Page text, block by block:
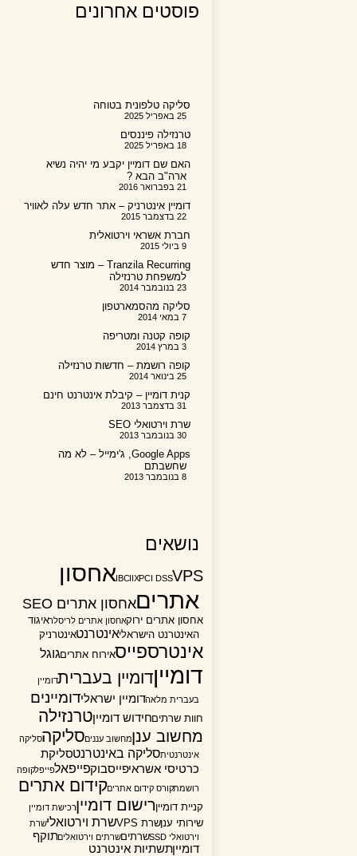
פוסטים אחרונים
סליקה טלפונית בטוחה
טרנזילה פיננסים
האם שם דומיין יקבע מי יהיה נשיא
ארה"ב הבא ?
דומיין אינטרניק – אתר חדש עלה לאוויר
חברת אשראי וירטואלית
Tranzila Recurring – מוצר חדש
למשפחת טרנזילה
סליקה מהסמארטפון
קופה קטנה ומטריפה
קופה רושמת – חדשות טרנזילה
קנית דומיין – קיבלת אינטרנט חינם
שרת וירטואלי SEO
Google Apps, ג'ימייל – לא מה
שחשבתם
נושאים
IBCIIXPCI DSSVPS
אחסון
אתריםאחסון אתרים SEO
אחסון אתרים ירוק אחסון אתרים לריסלראיגוד
האינטרנט הישראליאינטרנטאינטרניק
אינטרספייס אירוח אתריםגוגל
דומייןדומיין בעבריתדומיין
בעברית מלאהדומיין ישראלידומיינים
חוות שרתיםחידוש דומייןטרנזילה
מחשוב ענןמחשוב ענניםסליקהסליקה
אינטרנטיתסליקה באינטרנטסליקת
כרטיסי אשראיפייסבוקפייפאלפייפלקופה
רושמתקורס קידום אתריםקידום אתרים
קניית דומייןרישום דומייןרכישת דומיין
שירותי ענןשרת VPS שרת וירטואלישרת
וירטואלי SSD
שרתיםשרתים וירטואליםתוקף
דומייןתשתיות אינטרנט